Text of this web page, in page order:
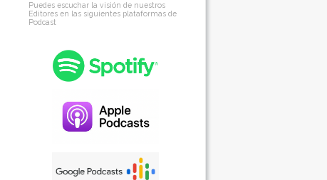
Puedes escuchar la visión de nuestros
Editores en las siguientes plataformas de
Podcast